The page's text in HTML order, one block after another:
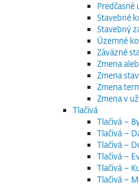
Predčasné
Stavebné
Stavebný
Územné
Záväzné
Zmena
Zmena
Zmena
Zmena v
Tlačivá
Tlačivá –
Tlačivá –
Tlačivá –
Tlačivá –
Tlačivá –
Tlačivá –